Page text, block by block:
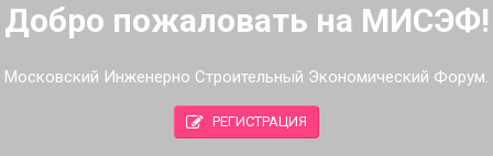
Добро пожаловать на МИСЭФ!
Московский Инженерно Строительный Экономический Форум.
РЕГИСТРАЦИЯ